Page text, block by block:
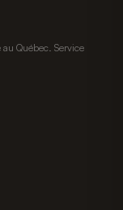
Québec. Service